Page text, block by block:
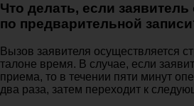
Что делать, если
по предварительной
Вызов заявителя осуществляется
талоне время. В случае, если
приема, то в течении пяти минут
два раза, затем переходит к